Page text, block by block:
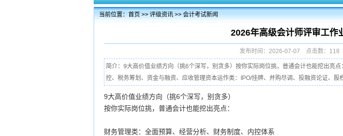
当前位置：首页>>评级资讯>>会计考试新闻
2026年高级会计师评审工作
发布时间：2026-07-07 点击数：
简介：9大高价值业绩方向（挑6个深写，别贪多）按你实际岗位挑，普通会计也能挖出亮
控、税务筹划、资金与融资、应收管理资本运作类：IPO/挂牌、并购尽调、投融资论证、
9大高价值业绩方向（挑6个深写，别贪多）
按你实际岗位挑，普通会计也能挖出亮点：
财务管理类：全面预算、经营分析、财务制度、内控体系